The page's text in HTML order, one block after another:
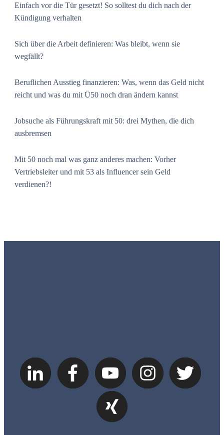
Einfach vor die Tür gesetzt! So solltest du dich nach der
Kündigung verhalten
Sich über die Arbeit definieren: Was bleibt, wenn sie
wegfällt?
Beruflichen Ausstieg finanzieren: Was, wenn das Geld nicht
reicht und was du mit Ü50 noch dran ändern kannst
Jobsuche als Führungskraft mit 50: drei Mythen, die dich
ausbremsen
Mit 50 noch mal was ganz anderes machen: Vorher
Vertriebsleiter und mit 53 als Influencer sein Geld
verdienen?!